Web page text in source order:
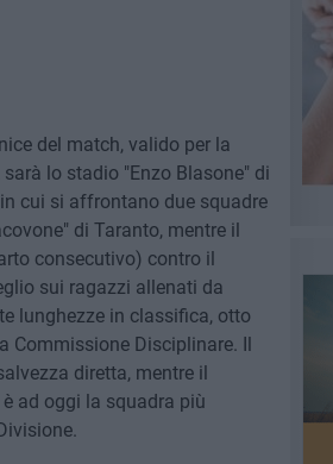
del match, valido per la
lo stadio "Enzo Blasone" di
cui si affrontano due squadre
di Taranto, mentre il
consecutivo) contro il
sui ragazzi allenati da
lunghezze in classifica, otto
Disciplinare. Il
diretta, mentre il
ad oggi la squadra più